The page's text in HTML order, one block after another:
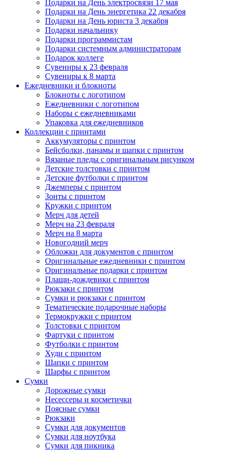
Подарки на День электросвязи 17 мая
Подарки на День энергетика 22 декабря
Подарки на День юриста 3 декабря
Подарки начальнику
Подарки программистам
Подарки системным администраторам
Подарок коллеге
Сувениры к 23 февраля
Сувениры к 8 марта
Ежедневники и блокноты
Блокноты с логотипом
Ежедневники с логотипом
Наборы с ежедневниками
Упаковка для ежедневников
Коллекции с принтами
Аккумуляторы с принтом
Бейсболки, панамы и шапки с принтом
Вязаные пледы с оригинальным рисунком
Детские толстовки с принтом
Детские футболки с принтом
Джемперы с принтом
Зонты с принтом
Кружки с принтом
Мерч для детей
Мерч на 23 февраля
Мерч на 8 марта
Новогодний мерч
Обложки для документов с принтом
Оригинальные ежедневники с принтом
Оригинальные подарки с принтом
Плащи-дождевики с принтом
Рюкзаки с принтом
Сумки и рюкзаки с принтом
Тематические подарочные наборы
Термокружки с принтом
Толстовки с принтом
Фартуки с принтом
Футболки с принтом
Худи с принтом
Шапки с принтом
Шарфы с принтом
Сумки
Дорожные сумки
Несессеры и косметички
Поясные сумки
Рюкзаки
Сумки для документов
Сумки для ноутбука
Сумки для пикника